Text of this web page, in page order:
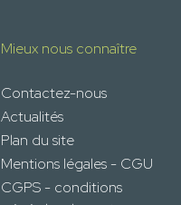
Mieux nous connaître
Contactez-nous
Actualités
Plan du site
Mentions légales - CGU
CGPS - conditions